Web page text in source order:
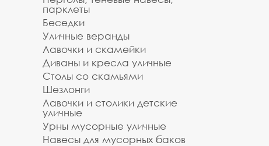
парклеты
Беседки
Уличные веранды
Лавочки и скамейки
Диваны и кресла уличные
Столы со скамьями
Шезлонги
Лавочки и столики детские
уличные
Урны мусорные уличные
Навесы для мусорных баков